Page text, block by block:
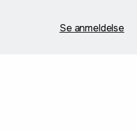
Se anmeldelse